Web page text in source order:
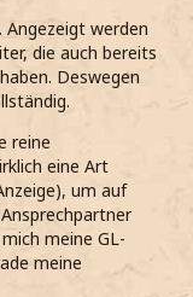
werden
die auch bereits
Deswegen
reine
eine Art
um auf
meine GL-
meine